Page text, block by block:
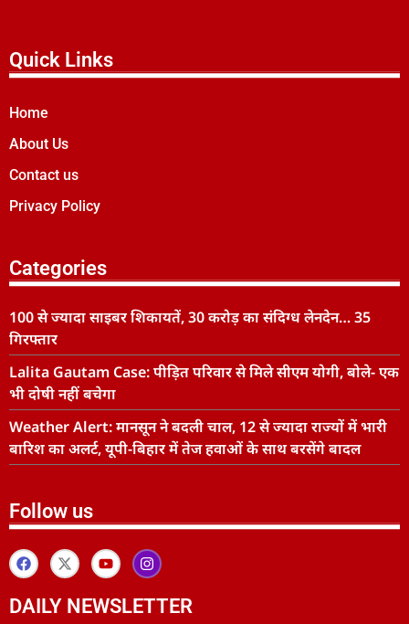
Quick Links
Home
About Us
Contact us
Privacy Policy
Categories
100 से ज्यादा साइबर शिकायतें, 30 करोड़ का संदिग्ध लेनदेन… 35
गिरफ्तार
Lalita Gautam Case: पीड़ित परिवार से मिले सीएम योगी, बोले- एक
भी दोषी नहीं बचेगा
Weather Alert: मानसून ने बदली चाल, 12 से ज्यादा राज्यों में भारी
बारिश का अलर्ट, यूपी-बिहार में तेज हवाओं के साथ बरसेंगे बादल
Follow us
DAILY NEWSLETTER